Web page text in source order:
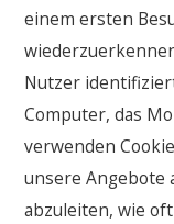
einem ersten
Nutzer
Computer, das
verwenden
unsere Angebote
abzuleiten, wie